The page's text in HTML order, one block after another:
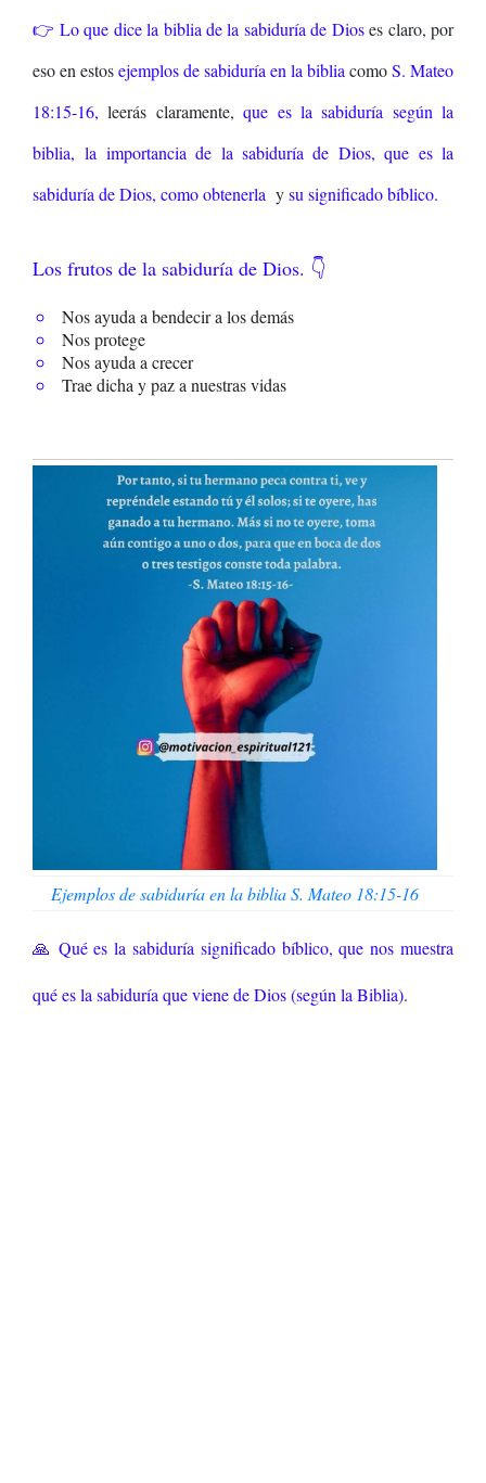
👉 Lo que dice la biblia de la sabiduría de Dioses claro, por
eso en estosejemplos de sabiduría en la biblia comoS. Mateo
18:15-16, leerás claramente,que es la sabiduría según la
biblia, la importancia de la sabiduría de Dios, que es la
sabiduría de Dios, como obtenerla ysu significado bíblico.
Los frutos de la sabiduría de Dios. 👇
Nos ayuda a bendecir a los demás
Nos protege
Nos ayuda a crecer
Trae dicha y paz a nuestras vidas
Ejemplos de sabiduría en la biblia S. Mateo 18:15-16
🙏 Qué es la sabiduría significado bíblico, que nos muestra
qué es la sabiduría que viene de Dios (según la Biblia).